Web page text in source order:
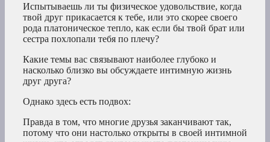
Испытываешь ли ты физическое удовольствие, когда
твой друг прикасается к тебе, или это скорее своего
рода платоническое тепло, как если бы твой брат или
сестра похлопали тебя по плечу?
Какие темы вас связывают наиболее глубоко и
насколько близко вы обсуждаете интимную жизнь
друг друга?
Однако здесь есть подвох:
Правда в том, что многие друзья заканчивают так,
потому что они настолько открыты в своей интимной